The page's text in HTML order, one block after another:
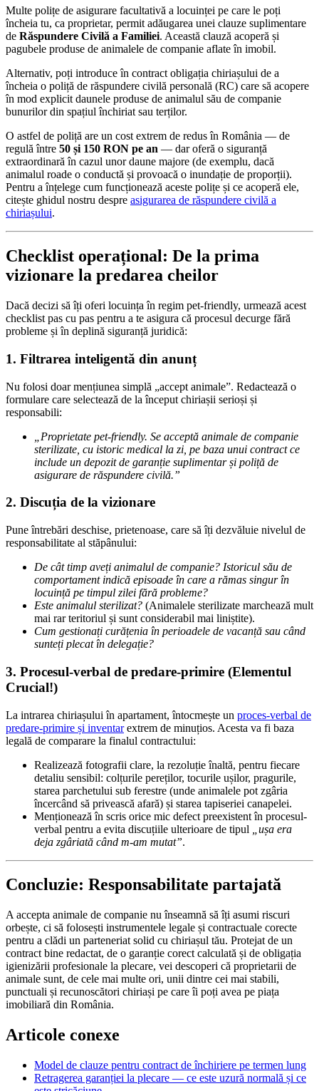
Multe polițe de asigurare facultativă a locuinței pe care le poți
încheia tu, ca proprietar, permit adăugarea unei clauze suplimentare
de Răspundere Civilă a Familiei. Această clauză acoperă și
pagubele produse de animalele de companie aflate în imobil.
Alternativ, poți introduce în contract obligația chiriașului de a
încheia o poliță de răspundere civilă personală (RC) care să acopere
în mod explicit daunele produse de animalul său de companie
bunurilor din spațiul închiriat sau terților.
O astfel de poliță are un cost extrem de redus în România — de
regulă între 50 și 150 RON pe an — dar oferă o siguranță
extraordinară în cazul unor daune majore (de exemplu, dacă
animalul roade o conductă și provoacă o inundație de proporții).
Pentru a înțelege cum funcționează aceste polițe și ce acoperă ele,
citește ghidul nostru despre asigurarea de răspundere civilă a
chiriașului.
Checklist operațional: De la prima
vizionare la predarea cheilor
Dacă decizi să îți oferi locuința în regim pet-friendly, urmează acest
checklist pas cu pas pentru a te asigura că procesul decurge fără
probleme și în deplină siguranță juridică:
1. Filtrarea inteligentă din anunț
Nu folosi doar mențiunea simplă „accept animale”. Redactează o
formulare care selectează de la început chiriașii serioși și
responsabili:
„Proprietate pet-friendly. Se acceptă animale de companie
sterilizate, cu istoric medical la zi, pe baza unui contract ce
include un depozit de garanție suplimentar și poliță de
asigurare de răspundere civilă.”
2. Discuția de la vizionare
Pune întrebări deschise, prietenoase, care să îți dezvăluie nivelul de
responsabilitate al stăpânului:
De cât timp aveți animalul de companie? Istoricul său de
comportament indică episoade în care a rămas singur în
locuință pe timpul zilei fără probleme?
Este animalul sterilizat? (Animalele sterilizate marchează mult
mai rar teritoriul și sunt considerabil mai liniștite).
Cum gestionați curățenia în perioadele de vacanță sau când
sunteți plecat în delegație?
3. Procesul-verbal de predare-primire (Elementul
Crucial!)
La intrarea chiriașului în apartament, întocmește un proces-verbal de
predare-primire și inventarextrem de minuțios. Acesta va fi baza
legală de comparare la finalul contractului:
Realizează fotografii clare, la rezoluție înaltă, pentru fiecare
detaliu sensibil: colțurile pereților, tocurile ușilor, pragurile,
starea parchetului sub ferestre (unde animalele pot zgâria
încercând să privească afară) și starea tapiseriei canapelei.
Menționează în scris orice mic defect preexistent în procesul-
verbal pentru a evita discuțiile ulterioare de tipul
„ușa era
deja zgâriată când m-am mutat”.
Concluzie: Responsabilitate partajată
A accepta animale de companie nu înseamnă să îți asumi riscuri
orbește, ci să folosești instrumentele legale și contractuale corecte
pentru a clădi un parteneriat solid cu chiriașul tău. Protejat de un
contract bine redactat, de o garanție corect calculată și de obligația
igienizării profesionale la plecare, vei descoperi că proprietarii de
animale sunt, de cele mai multe ori, unii dintre cei mai stabili,
punctuali și recunoscători chiriași pe care îi poți avea pe piața
imobiliară din România.
Articole conexe
Model de clauze pentru contract de închiriere pe termen lung
Retragerea garanției la plecare — ce este uzură normală și ce